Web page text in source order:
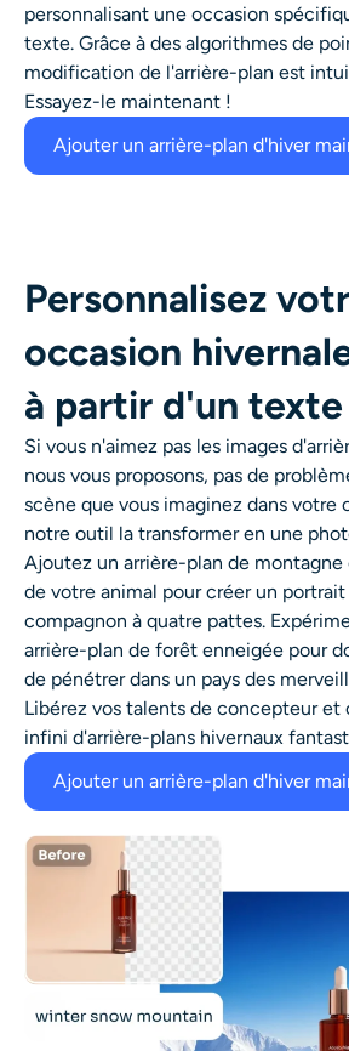
personnalisant une occasion
texte. Grâce à des algorithmes de
modification de l'arrière-plan est
Essayez-le maintenant !
Ajouter un arrière-plan d'hiver
Personnalisez
occasion
à partir d'un texte
Si vous n'aimez pas les images
nous vous proposons, pas de
scène que vous imaginez dans
notre outil la transformer en une
Ajoutez un arrière-plan de montagne
de votre animal pour créer un
compagnon à quatre pattes.
arrière-plan de forêt enneigée pour
de pénétrer dans un pays des
Libérez vos talents de concepteur et
infini d'arrière-plans hivernaux
Ajouter un arrière-plan d'hiver